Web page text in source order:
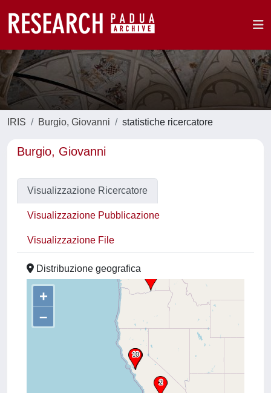
IRIS Burgio, Giovanni statistiche ricercatore
Burgio, Giovanni
Visualizzazione Ricercatore
Visualizzazione Pubblicazione
Visualizzazione File
Distribuzione geografica
+
–